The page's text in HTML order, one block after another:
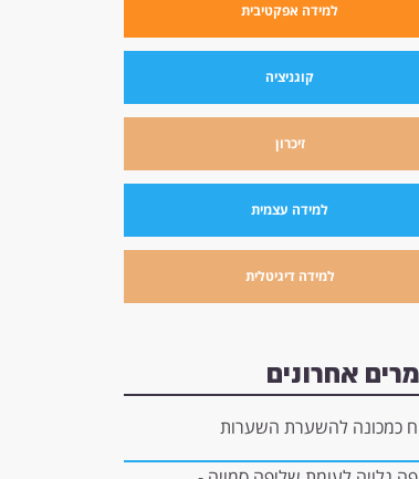
למידה אפקטיבית
קוגניציה
זיכרון
למידה עצמית
למידה דיגיטלית
אחרונים
כמכונה להשערת השערות